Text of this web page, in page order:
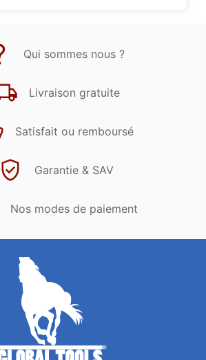
Qui sommes nous ?
Livraison gratuite
Satisfait ou remboursé
Garantie & SAV
Nos modes de paiement